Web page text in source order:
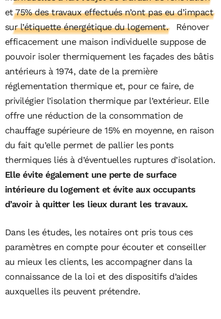
et 75% des travaux effectués n’ont pas eu d’impact
sur l’étiquette énergétique du logement.
Rénover
efficacement une maison individuelle suppose de
pouvoir isoler thermiquement les façades des bâtis
antérieurs à 1974, date de la première
réglementation thermique et, pour ce faire, de
privilégier l’isolation thermique par l’extérieur. Elle
offre une réduction de la consommation de
chauffage supérieure de 15% en moyenne, en raison
du fait qu’elle permet de pallier les ponts
thermiques liés à d’éventuelles ruptures d’isolation.
Elle évite également une perte de surface
intérieure du logement et évite aux occupants
d’avoir à quitter les lieux durant les travaux.
Dans les études, les notaires ont pris tous ces
paramètres en compte pour écouter et conseiller
au mieux les clients, les ­accompagner dans la
connaissance de la loi et des dispositifs d’aides
auxquelles ils peuvent prétendre.